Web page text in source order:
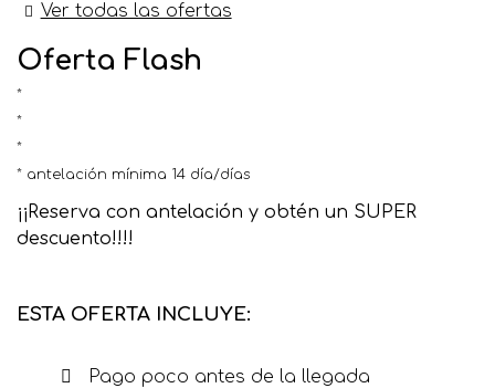
Ver todas las ofertas
Oferta Flash
antelación mínima 14 día/días
¡¡Reserva con antelación y obtén un SUPER
descuento!!!!
ESTA OFERTA INCLUYE:
Pago poco antes de la llegada